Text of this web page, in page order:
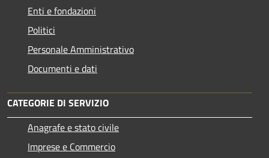
Enti e fondazioni
Politici
Personale Amministrativo
Documenti e dati
CATEGORIE DI SERVIZIO
Anagrafe e stato civile
Imprese e Commercio